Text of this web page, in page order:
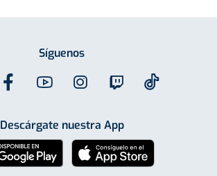
Síguenos
Descárgate nuestra App